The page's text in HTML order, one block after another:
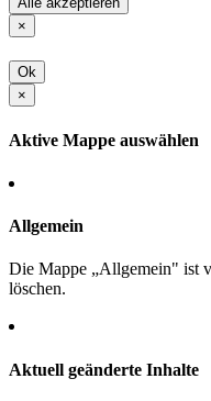
×
Ok
×
Aktive Mappe auswählen
Allgemein
Die Mappe „Allgemein" ist
löschen.
Aktuell geänderte Inhalte